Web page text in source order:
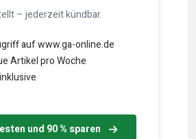
– jederzeit kündbar.
auf www.ga-online.de
Artikel pro Woche
und 90 % sparen